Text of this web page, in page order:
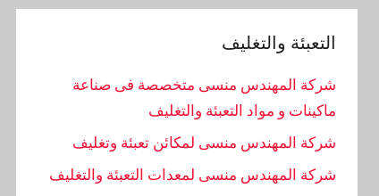
التعبئة والتغليف
شركة المهندس منسى متخصصة فى صناعة
ماكينات و مواد التعبئة والتغليف
شركة المهندس منسى لمكائن تعبئة وتغليف
شركة المهندس منسى لمعدات التعبئة والتغليف